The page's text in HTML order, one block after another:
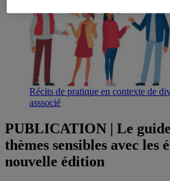
Récits de pratique en contexte de
asssocié
PUBLICATION | Le
thèmes sensibles avec les
nouvelle édition